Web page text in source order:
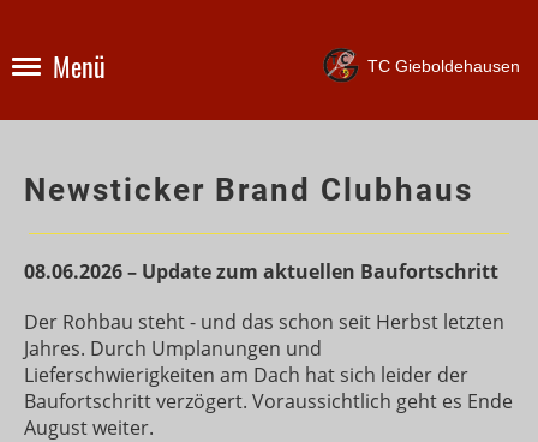
Menü TC Gieboldehausen
Newsticker Brand Clubhaus
08.06.2026 – Update zum aktuellen Baufortschritt
Der Rohbau steht - und das schon seit Herbst letzten
Jahres. Durch Umplanungen und
Lieferschwierigkeiten am Dach hat sich leider der
Baufortschritt verzögert. Voraussichtlich geht es Ende
August weiter.